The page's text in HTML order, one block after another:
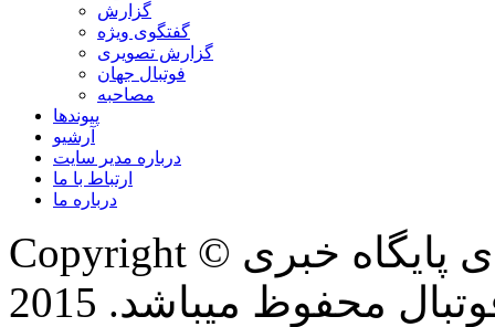
گزارش
گفتگوی ویژه
گزارش تصویری
فوتبال جهان
مصاحبه
پیوندها
آرشیو
درباره مدیر سایت
ارتباط با ما
درباره ما
Copyright © تمام حقوق این وب سایت برای پایگاه خبری
محفوظ میباشد. 2015